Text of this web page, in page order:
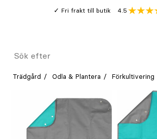
Fri frakt till butik
Genomsnitt
4.5
Meny
Sök
Trädgård Odla & Plantera Förkultivering